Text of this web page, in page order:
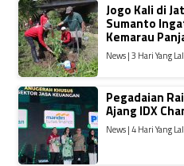
Jogo Kali di
Sumanto
Kemarau
News | 3 Hari Yang
Pegadaian
Ajang IDX
News | 4 Hari Yang